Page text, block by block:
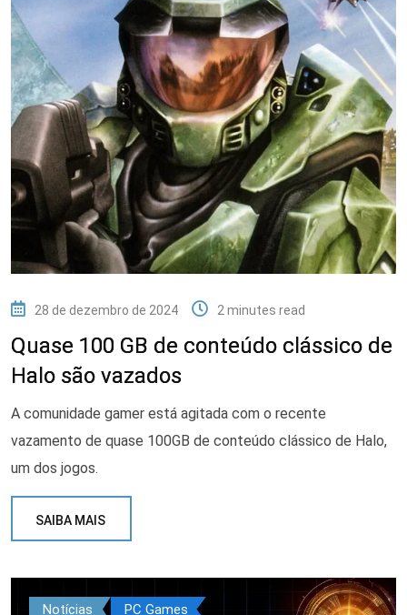
28 de dezembro de 2024 2 minutes read
Quase 100 GB de conteúdo clássico de
Halo são vazados
A comunidade gamer está agitada com o recente
vazamento de quase 100GB de conteúdo clássico de Halo,
um dos jogos.
SAIBA MAIS
Notícias PC Games